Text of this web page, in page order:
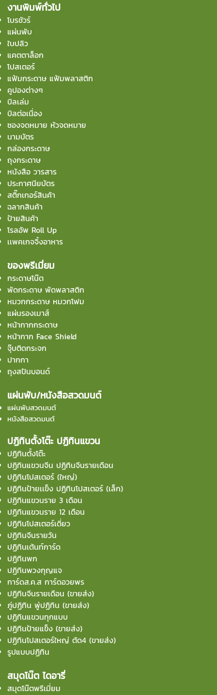
งานพิมพ์ทั่วไป
โบรชัวร์
แผ่นพับ
ใบปลิว
แคตตาล็อก
โปสเตอร์
แฟ้มกระดาษ แฟ้มพลาสติก
คูปองต่างๆ
บิลเล่ม
บิลต่อเนื่อง
ซองจดหมาย หัวจดหมาย
นามบัตร
กล่องกระดาษ
ถุงกระดาษ
หนังสือ วารสาร
ประกาศนียบัตร
สติ๊กเกอร์สินค้า
ฉลากสินค้า
ป้ายสินค้า
โรลอัพ Roll Up
เเพคเกจจิ้งอาหาร
ของพรีเมี่ยม
กระดาษโน๊ต
พัดกระดาษ พัดพลาสติก
หมวกกระดาษ หมวกโฟม
แผ่นรองเมาส์
หน้ากากกระดาษ
หน้ากาก Face Shield
จุ๊บติดกระจก
ปากกา
ถุงสปันบอนด์
แผ่นพับ/หนังสือสวดมนต์
แผ่นพับสวดมนต์
หนังสือสวดมนต์
ปฏิทินตั้งโต๊ะ ปฏิทินแขวน
ปฏิทินตั้งโต๊ะ
ปฏิทินแขวนจีน ปฏิทินจีนรายเดือน
ปฏิทินโปสเตอร์ (ใหญ่)
ปฏิทินป้ายเเข็ง ปฏิทินโปสเตอร์ (เล็ก)
ปฏิทินแขวนราย 3 เดือน
ปฏิทินแขวนราย 12 เดือน
ปฏิทินโปสเตอร์เดี่ยว
ปฏิทินจีนรายวัน
ปฏิทินเต้นท์การ์ด
ปฏิทินพก
ปฏิทินพวงกุญแจ
การ์ดส.ค.ส การ์ดอวยพร
ปฏิทินจีนรายเดือน (ขายส่ง)
ภู่ปฏิทิน พู่ปฏิทิน (ขายส่ง)
ปฏิทินแขวนทุกแบบ
ปฏิทินป้ายแข็ง (ขายส่ง)
ปฏิทินโปสเตอร์ใหญ่ ตัด4 (ขายส่ง)
รูปแบบปฏิทิน
สมุดโน๊ต ไดอารี่
สมุดโน๊ตพรีเมี่ยม